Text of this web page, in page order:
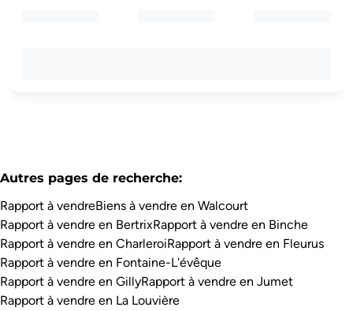
Autres pages de recherche:
Rapport à vendreBiens à vendre en Walcourt
Rapport à vendre en BertrixRapport à vendre en Binche
Rapport à vendre en CharleroiRapport à vendre en Fleurus
Rapport à vendre en Fontaine-L'évêque
Rapport à vendre en GillyRapport à vendre en Jumet
Rapport à vendre en La Louvière